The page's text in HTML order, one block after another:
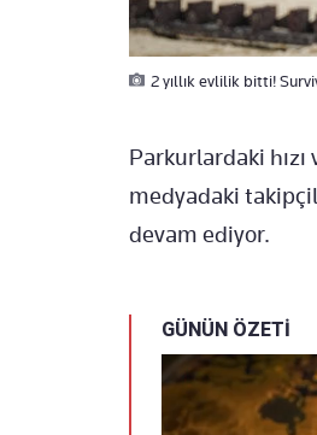
2 yıllık evlilik bitti!
Parkurlardaki
medyadaki
devam ediyor.
GÜNÜN ÖZETİ